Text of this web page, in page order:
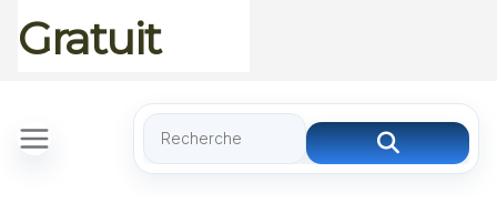
Gratuit